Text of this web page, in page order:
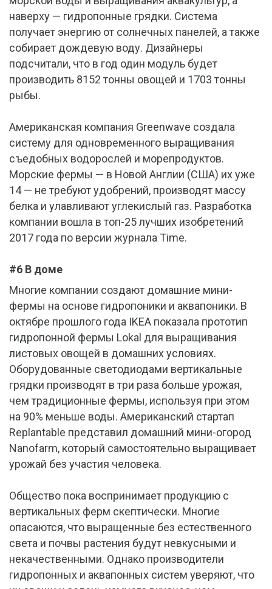
наверху — гидропонные грядки. Система
получает энергию от солнечных панелей, а также
собирает дождевую воду. Дизайнеры
подсчитали, что в год один модуль будет
производить 8152 тонны овощей и 1703 тонны
рыбы.
Американская компания Greenwave создала
систему для одновременного выращивания
съедобных водорослей и морепродуктов.
Морские фермы — в Новой Англии (США) их уже
14 — не требуют удобрений, производят массу
белка и улавливают углекислый газ. Разработка
компании вошла в топ-25 лучших изобретений
2017 года по версии журнала Time.
#6 В доме
Многие компании создают домашние мини-
фермы на основе гидропоники и аквапоники. В
октябре прошлого года IKEA показала прототип
гидропонной фермы Lokal для выращивания
листовых овощей в домашних условиях.
Оборудованные светодиодами вертикальные
грядки производят в три раза больше урожая,
чем традиционные фермы, используя при этом
на 90% меньше воды. Американский стартап
Replantable представил домашний мини-огород
Nanofarm, который самостоятельно выращивает
урожай без участия человека.
Общество пока воспринимает продукцию с
вертикальных ферм скептически. Многие
опасаются, что выращенные без естественного
света и почвы растения будут невкусными и
некачественными. Однако производители
гидропонных и аквапонных систем уверяют, что